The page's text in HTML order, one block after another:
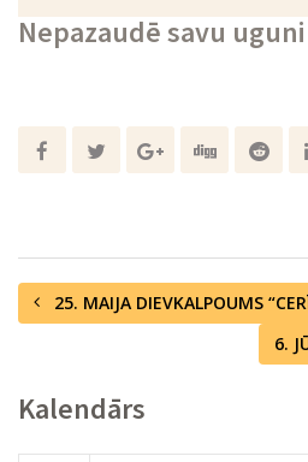
Nepazaudē savu uguni
25. MAIJA DIEVKALPOUMS
6.
Kalendārs